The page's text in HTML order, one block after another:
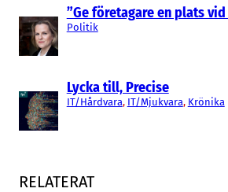
”Ge företagare en plats
Politik
Lycka till, Precise
IT/Hårdvara, IT/Mjukvara, Krönika
RELATERAT